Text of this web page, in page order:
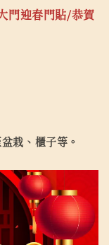
門迎春門貼/恭賀
栽、櫃子等。